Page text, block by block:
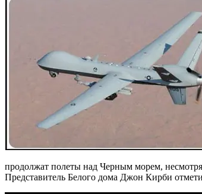
продолжат полеты над Черным морем,
Представитель Белого дома Джон Кирби